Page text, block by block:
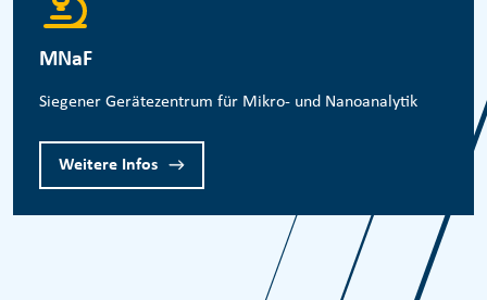
MNaF
Siegener Gerätezentrum für Mikro- und Nanoanalytik
Weitere Infos